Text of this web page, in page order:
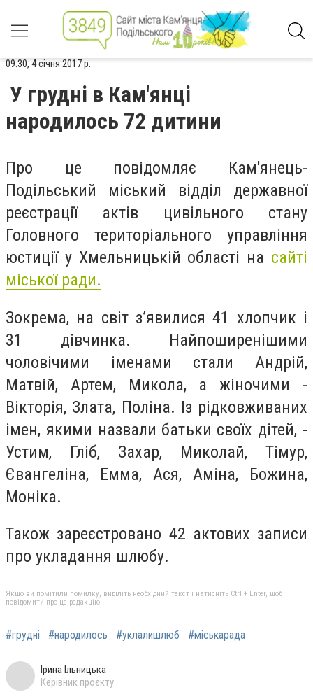
09:30, 4 січня 2017 р.
У грудні в Кам'янці
народилось 72 дитини
Про це повідомляє Кам'янець-
Подільський міський відділ державної
реєстрації актів цивільного стану
Головного територіального управління
юстиції у Хмельницькій області на сайті
міської ради.
Зокрема, на світ з’явилися 41 хлопчик і
31 дівчинка. Найпоширенішими
чоловічими іменами стали Андрій,
Матвій, Артем, Микола, а жіночими -
Вікторія, Злата, Поліна. Із рідковживаних
імен, якими назвали батьки своїх дітей, -
Устим, Гліб, Захар, Миколай, Тімур,
Євангеліна, Емма, Ася, Аміна, Божина,
Моніка.
Також зареєстровано 42 актових записи
про укладання шлюбу.
Якщо ви помітили помилку, виділіть необхідний текст і натисніть Ctrl + Enter, щоб
повідомити про це редакцію
#грудні #народилось #уклалишлюб #міськарада
Ірина Ільницька
Керівник проєкту